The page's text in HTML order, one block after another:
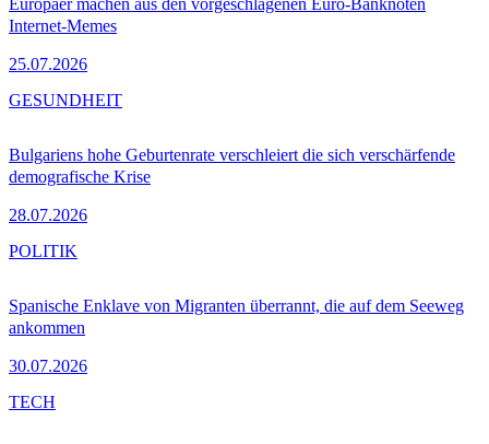
Internet-Memes
25.07.2026
Bulgariens hohe Geburtenrate verschleiert die sich verschärfende
demografische Krise
28.07.2026
GESUNDHEIT
Spanische Enklave von Migranten überrannt, die auf dem Seeweg
ankommen
30.07.2026
POLITIK
TECH